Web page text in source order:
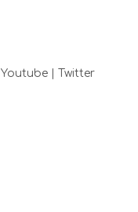
Youtube | Twitter